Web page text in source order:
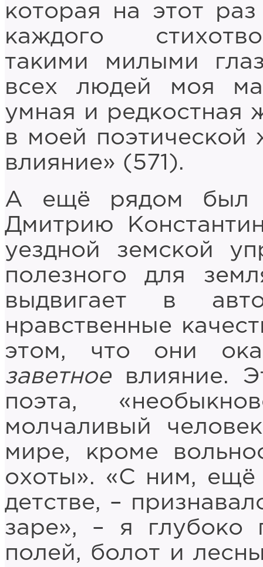
которая на этот
каждого
такими милыми
всех людей моя
умная и редкостная
в моей поэтической
влияние» (571).
А ещё рядом был
Дмитрию
уездной земской
полезного для
выдвигает в
нравственные
этом, что они
заветное влияние.
поэта,
молчаливый
мире, кроме
охоты». «С ним, ещё
детстве, –
заре», – я глубоко
полей, болот и